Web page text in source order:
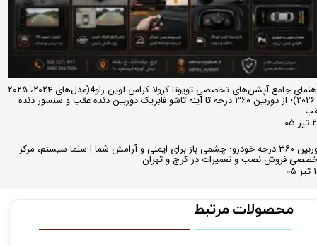
راهنمای جامع آپشن‌های تخصصی تویوتا کرولا کراس لوین راو4(مدل‌های ۲۰۲۴، ۲۰۲۵
و ۲۰۲۶)؛ از دوربین ۳۶۰ درجه تا آینه تاشو فابریک دوربین دنده عقب و سنسور دنده
دوربین ۳۶۰ درجه خودرو؛ چشمی باز برای ایمنی و آرامش شما | سلما سیستم، مرکز
فروش نصب و تعمیرات در کرج و تهران
محصولات مرتبط